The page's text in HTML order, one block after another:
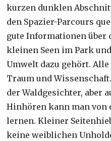
kurzen dunklen
den Spazier-Parcours
gute Informationen über
kleinen Seen im Park
Umwelt dazu gehört.
Traum und
der Waldgesichter, aber
Hinhören kann man von
lernen. Kleiner
keine weiblichen